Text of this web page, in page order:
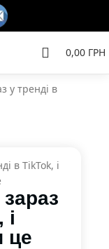
0,00 ГРН
у тренді в
це